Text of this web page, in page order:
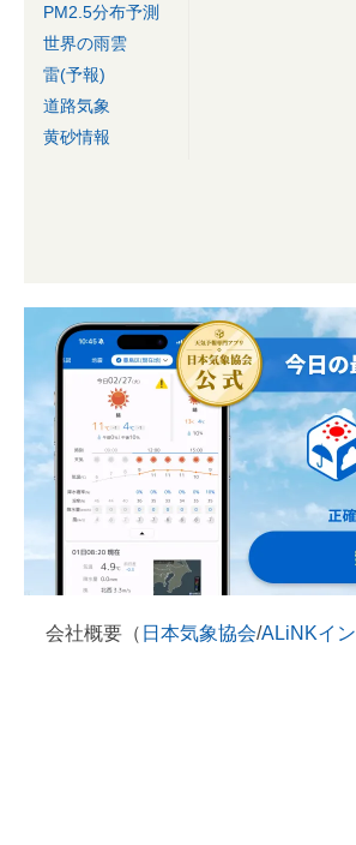
PM2.5分布予測
世界の雨雲
雷(予報)
道路気象
黄砂情報
会社概要（ 日本気象協会/ALiNKイ